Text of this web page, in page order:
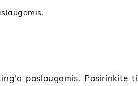
paslaugomis. Pasirinkite